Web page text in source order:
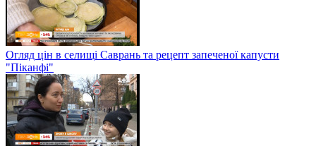
Огляд цін в селищі Саврань та рецепт запеченої капусти
"Піканфі"